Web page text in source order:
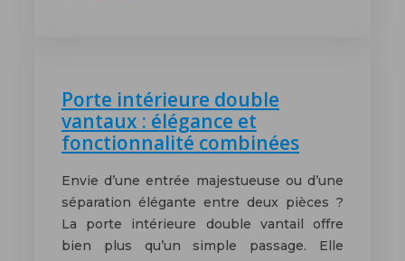
Porte intérieure double
vantaux : élégance et
fonctionnalité combinées
Envie d’une entrée majestueuse ou d’une
séparation élégante entre deux pièces ?
La porte intérieure double vantail offre
bien plus qu’un simple passage. Elle